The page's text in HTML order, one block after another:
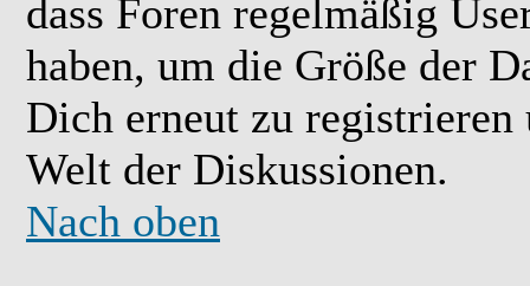
dass Foren regelmäßig
haben, um die Größe der
Dich erneut zu
Welt der Diskussionen.
Nach oben